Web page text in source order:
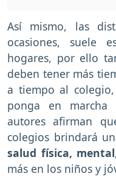
Así mismo, las
ocasiones, suele
hogares, por ello
deben tener más
a tiempo al
ponga en marcha
autores afirman
colegios brindará
salud física,
más en los niños y